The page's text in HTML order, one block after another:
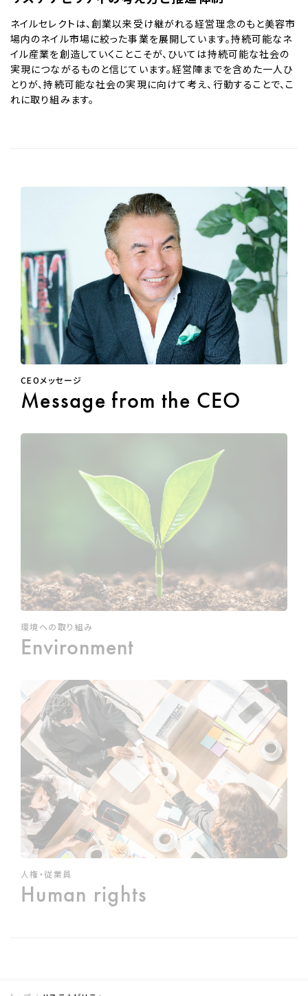
ネイルセレクトは、創業以来受け継がれる経営理念のもと美容市
場内のネイル市場に絞った事業を展開しています。持続可能なネ
イル産業を創造していくことこそが、ひいては持続可能な社会の
実現につながるものと信じています。経営陣までを含めた一人ひ
とりが、持続可能な社会の実現に向けて考え、行動することで、こ
れに取り組みます。
CEOメッセージ
Message from the CEO
環境への取り組み
Environment
人権・従業員
Human rights